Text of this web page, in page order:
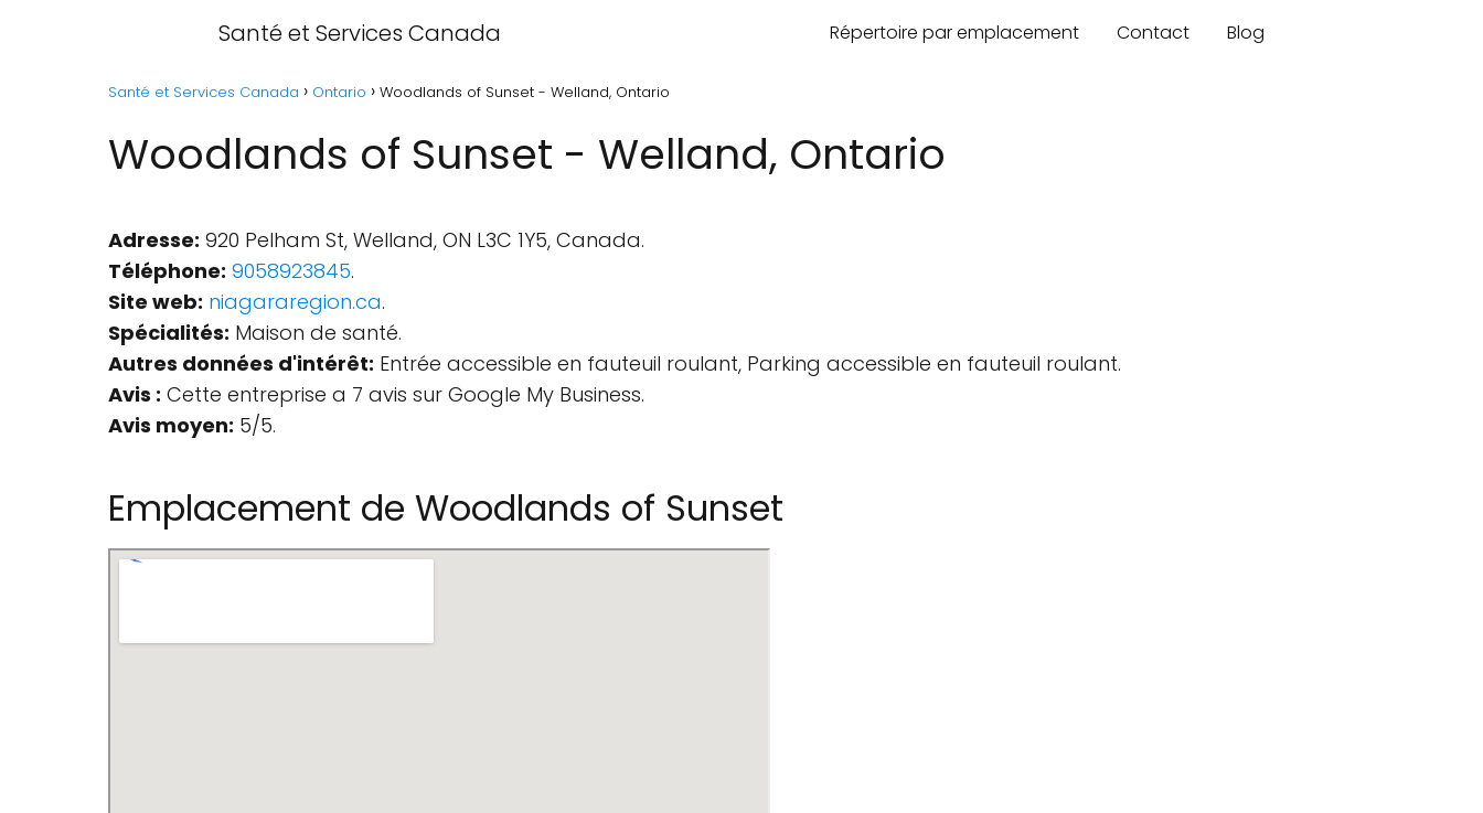
Santé et Services Canada Répertoire par emplacement Contact Blog
Santé et Services Canada Ontario Woodlands of Sunset - Welland, Ontario
Woodlands of Sunset - Welland, Ontario
Adresse: 920 Pelham St, Welland, ON L3C 1Y5, Canada.
Téléphone: 9058923845.
Site web: niagararegion.ca.
Spécialités: Maison de santé.
Autres données d'intérêt: Entrée accessible en fauteuil roulant, Parking accessible en fauteuil roulant.
Avis : Cette entreprise a 7 avis sur Google My Business.
Avis moyen: 5/5.
Emplacement de Woodlands of Sunset